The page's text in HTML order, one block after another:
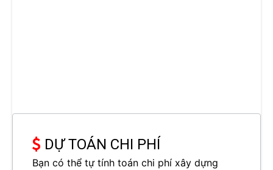
DỰ TOÁN CHI PHÍ
Bạn có thể tự tính toán chi phí xây dựng